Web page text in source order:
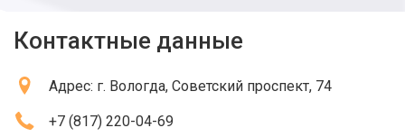
Контактные данные
Адрес: г. Вологда, Советский проспект, 74
+7 (817) 220-04-69